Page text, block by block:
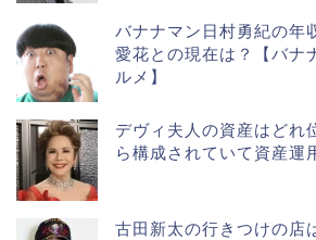
バナナマン日村勇紀の年
愛花との現在は？【バナ
ルメ】
デヴィ夫人の資産はどれ
ら構成されていて資産運
古田新太の行きつけの店